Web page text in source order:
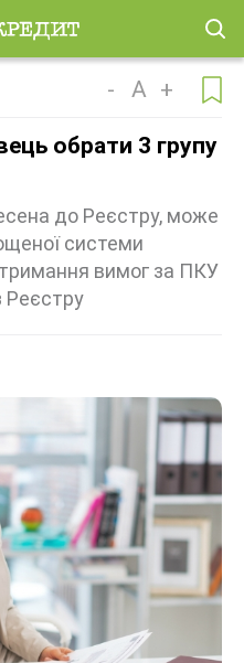
- A +
обрати 3 групу
до Реєстру, може
системи
вимог за ПКУ
Реєстру